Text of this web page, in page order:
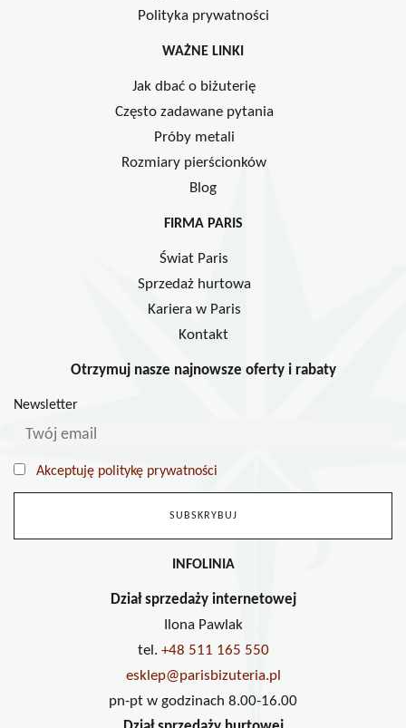
Polityka prywatności
WAŻNE LINKI
Jak dbać o biżuterię
Często zadawane pytania
Próby metali
Rozmiary pierścionków
Blog
FIRMA PARIS
Świat Paris
Sprzedaż hurtowa
Kariera w Paris
Kontakt
Otrzymuj nasze najnowsze oferty i rabaty
Newsletter
Akceptuję politykę prywatności
INFOLINIA
Dział sprzedaży internetowej
Ilona Pawlak
tel. +48 511 165 550
esklep@parisbizuteria.pl
pn-pt w godzinach 8.00-16.00